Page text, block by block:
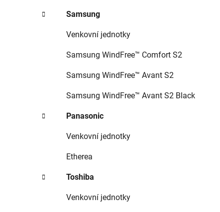
Samsung
Venkovní jednotky
Samsung WindFree™ Comfort S2
Samsung WindFree™ Avant S2
Samsung WindFree™ Avant S2 Black
Panasonic
Venkovní jednotky
Etherea
Toshiba
Venkovní jednotky